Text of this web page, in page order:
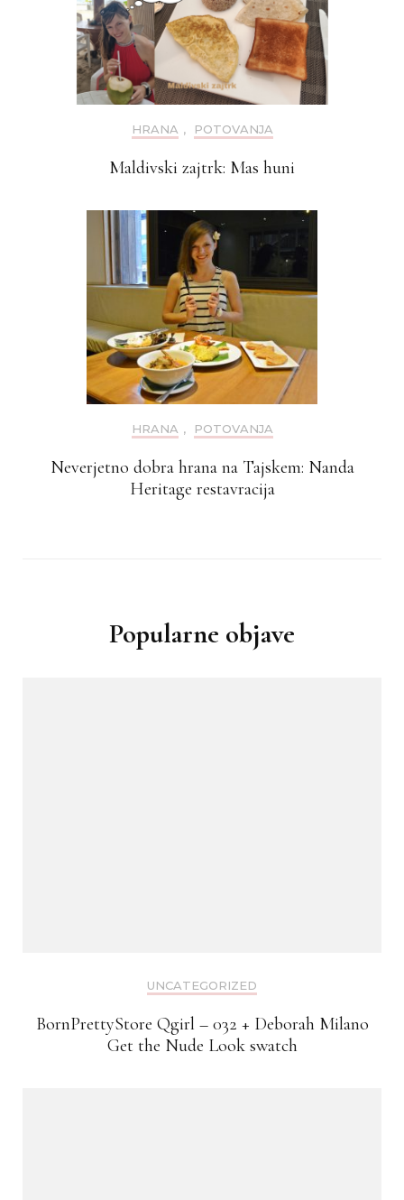
HRANA , POTOVANJA
Maldivski zajtrk: Mas huni
HRANA , POTOVANJA
Neverjetno dobra hrana na Tajskem: Nanda
Heritage restavracija
Popularne objave
UNCATEGORIZED
BornPrettyStore Qgirl – 032 + Deborah Milano
Get the Nude Look swatch